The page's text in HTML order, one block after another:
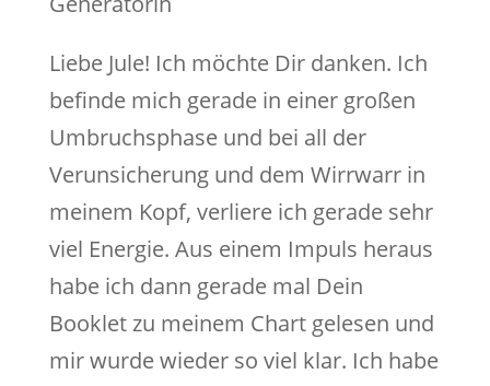
Liebe Jule! Ich möchte Dir danken. Ich
befinde mich gerade in einer großen
Umbruchsphase und bei all der
Verunsicherung und dem Wirrwarr in
meinem Kopf, verliere ich gerade sehr
viel Energie. Aus einem Impuls heraus
habe ich dann gerade mal Dein
Booklet zu meinem Chart gelesen und
mir wurde wieder so viel klar. Ich habe